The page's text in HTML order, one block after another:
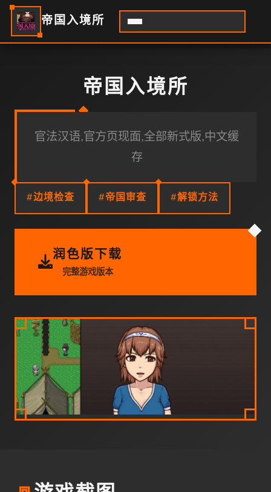
帝国入境所
帝国入境所
官法汉语,官方页现面,全部新式版,中文缓
存
#边境检查 #帝国审查 #解锁方法
润色版下载
完整游戏版本